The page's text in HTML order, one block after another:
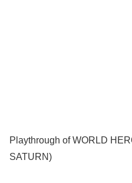
Playthrough of WORLD
SATURN)